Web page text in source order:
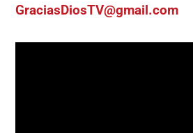
GraciasDiosTV@gmail.com